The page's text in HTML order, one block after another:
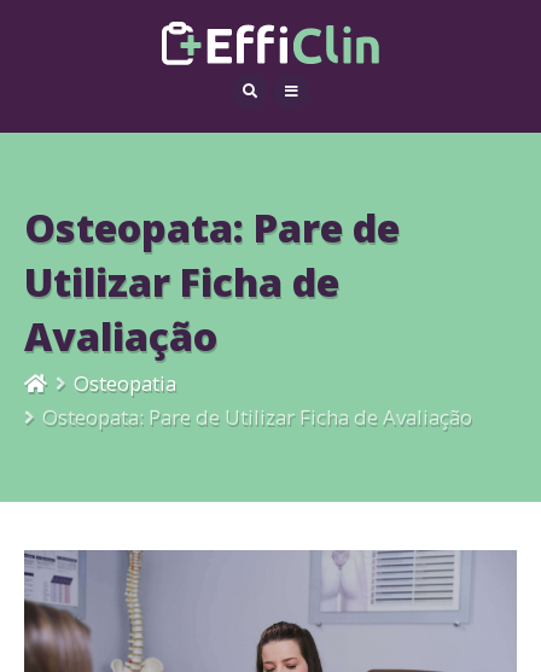
Osteopata: Pare de
Utilizar Ficha de
Avaliação
Osteopatia
Osteopata: Pare de Utilizar Ficha de Avaliação